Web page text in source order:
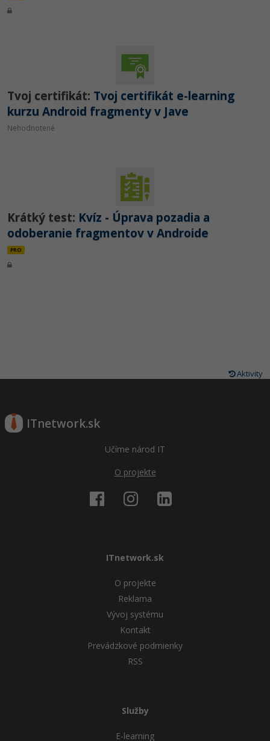
Tvoj certifikát: Tvoj certifikát e-learning
kurzu Android fragmenty v Jave
Nehodnotené
Krátký test: Kvíz - Úprava pozadia a
odoberanie fragmentov v Androide
PRO
Aktivity
ITnetwork.sk
Učíme národ IT
O projekte
ITnetwork.sk
O projekte
Reklama
Vývoj systému
Kontakt
Prevádzkové podmienky
RSS
Služby
E-learning